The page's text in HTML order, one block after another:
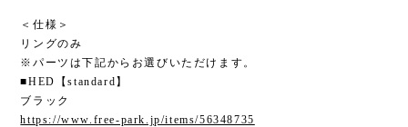
＜仕様＞
リングのみ
※パーツは下記からお選びいただけます。
■HED【standard】
ブラック
https://www.free-park.jp/items/56348735